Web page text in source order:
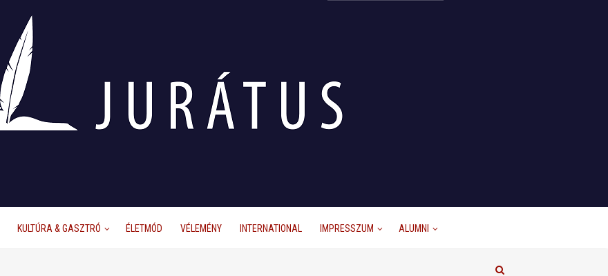
KULTÚRA & GASZTRÓ ÉLETMÓD VÉLEMÉNY INTERNATIONAL IMPRESSZUM ALUMNI